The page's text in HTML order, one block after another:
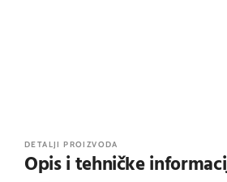
DETALJI PROIZVODA
Opis i tehničke